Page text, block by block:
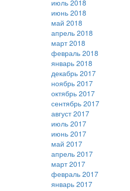
июль 2018
июнь 2018
май 2018
апрель 2018
март 2018
февраль 2018
январь 2018
декабрь 2017
ноябрь 2017
октябрь 2017
сентябрь 2017
август 2017
июль 2017
июнь 2017
май 2017
апрель 2017
март 2017
февраль 2017
январь 2017